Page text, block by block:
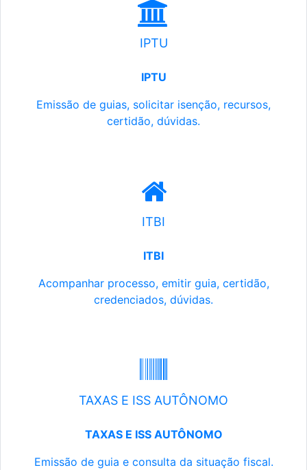
IPTU
IPTU
Emissão de guias, solicitar isenção, recursos,
certidão, dúvidas.
ITBI
ITBI
Acompanhar processo, emitir guia, certidão,
credenciados, dúvidas.
TAXAS E ISS AUTÔNOMO
TAXAS E ISS AUTÔNOMO
Emissão de guia e consulta da situação fiscal.